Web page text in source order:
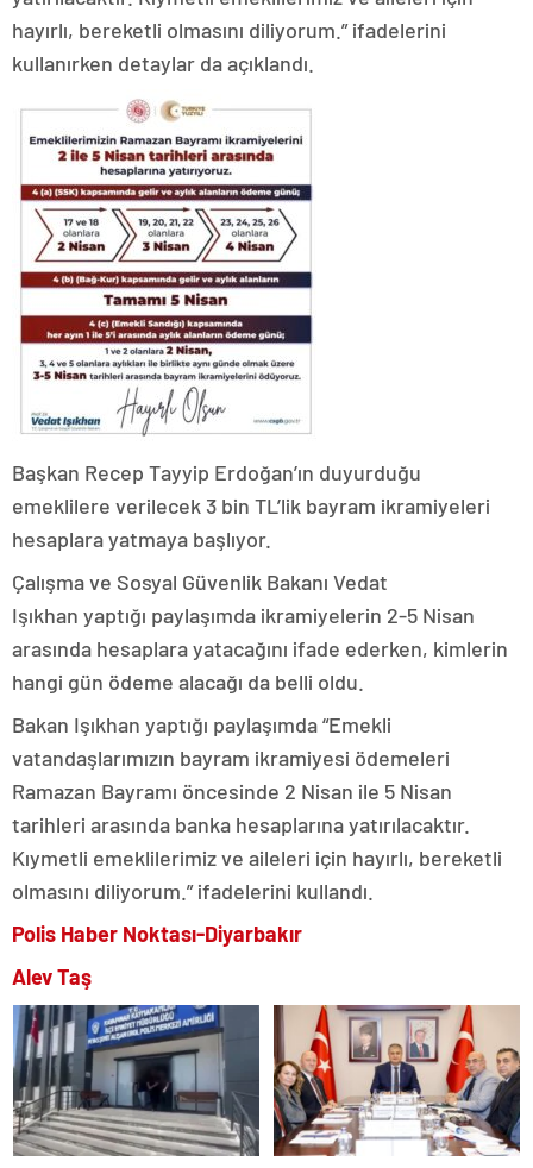
hayırlı, bereketli olmasını diliyorum.” ifadelerini
kullanırken detaylar da açıklandı.
Başkan Recep Tayyip Erdoğan’ın duyurduğu
emeklilere verilecek 3 bin TL’lik bayram ikramiyeleri
hesaplara yatmaya başlıyor.
Çalışma ve Sosyal Güvenlik Bakanı Vedat
Işıkhan yaptığı paylaşımda ikramiyelerin 2-5 Nisan
arasında hesaplara yatacağını ifade ederken, kimlerin
hangi gün ödeme alacağı da belli oldu.
Bakan Işıkhan yaptığı paylaşımda “Emekli
vatandaşlarımızın bayram ikramiyesi ödemeleri
Ramazan Bayramı öncesinde 2 Nisan ile 5 Nisan
tarihleri arasında banka hesaplarına yatırılacaktır.
Kıymetli emeklilerimiz ve aileleri için hayırlı, bereketli
olmasını diliyorum.” ifadelerini kullandı.
Polis Haber Noktası-Diyarbakır
Alev Taş